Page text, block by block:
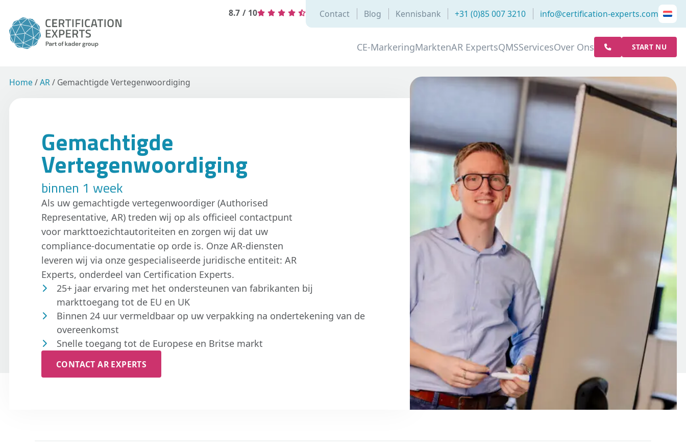
8.7 / 10 Contact Blog Kennisbank +31 (0)85 007 3210 info@certification-experts.com
CE-MarkeringMarktenAR ExpertsQMSServicesOver Ons START NU
Home /AR/ Gemachtigde Vertegenwoordiging
Gemachtigde
Vertegenwoordiging
binnen 1 week
Als uw gemachtigde vertegenwoordiger (Authorised
Representative, AR) treden wij op als officieel contactpunt
voor markttoezichtautoriteiten en zorgen wij dat uw
compliance-documentatie op orde is. Onze AR-diensten
leveren wij via onze gespecialiseerde juridische entiteit: AR
Experts, onderdeel van Certification Experts.
25+ jaar ervaring met het ondersteunen van fabrikanten bij
markttoegang tot de EU en UK
Binnen 24 uur vermeldbaar op uw verpakking na ondertekening van de
overeenkomst
Snelle toegang tot de Europese en Britse markt
CONTACT AR EXPERTS